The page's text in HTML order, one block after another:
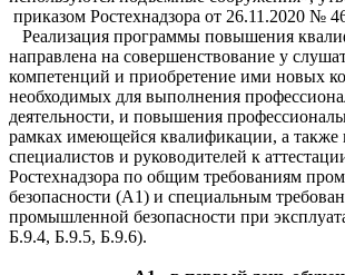
приказом Ростехнадзора от 26.11.2020 №
Реализация программы повышения
направлена на совершенствование у
компетенций и приобретение ими новых
необходимых для выполнения
деятельности, и повышения
рамках имеющейся квалификации, а также
специалистов и руководителей к
Ростехнадзора по общим требованиям
безопасности (А1) и специальным
промышленной безопасности при
Б.9.4, Б.9.5, Б.9.6).